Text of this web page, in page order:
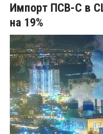
Импорт ПСВ-С в
на 19%